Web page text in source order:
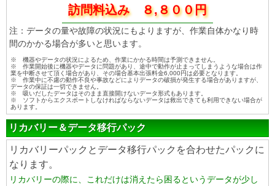
訪問料込み ８,８００円
注：データの量や故障の状況にもよりますが、作業自体かなり時
間のかかる場合が多いと思います。
※ 機器やデータの状況によるため、作業にかかる時間は予測できません。
※ 作業開始後に機器やデータに問題があり、途中で動作が止まってしまうような場合は作
業を中断させて頂く場合があり、その場合基本出張料金6,000円は必要となります。
※ 作業中に不慮の動作不良や事故などによりデータの破損が発生する場合がありますが、
データの保証は一切できません。
※ 吸いだしたデータはそのまま直接開けないデータ形式もあります。
※ ソフトからエクスポートしなければならないデータは救出できても利用できない場合が
あります。
リカバリー＆データ移行パック
リカバリーパックとデータ移行パックを合わせたパックに
なります。
リカバリーの際に、これだけは消えたら困るというデータが少し